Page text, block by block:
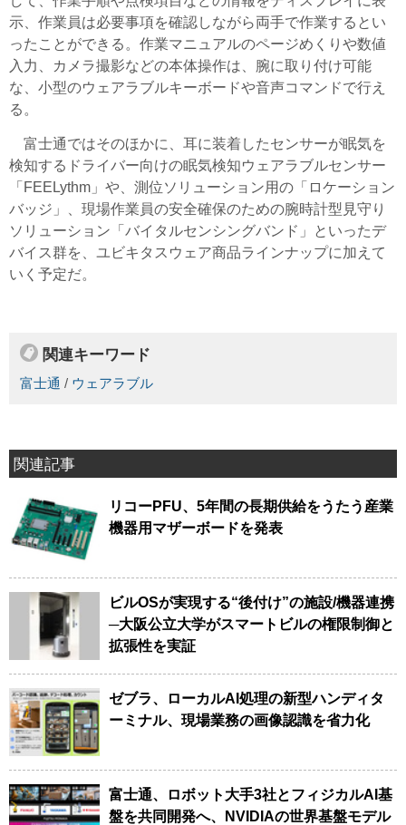
示、作業員は必要事項を確認しながら両手で作業するとい
ったことができる。作業マニュアルのページめくりや数値
入力、カメラ撮影などの本体操作は、腕に取り付け可能
な、小型のウェアラブルキーボードや音声コマンドで行え
る。
富士通ではそのほかに、耳に装着したセンサーが眠気を
検知するドライバー向けの眠気検知ウェアラブルセンサー
「FEELythm」や、測位ソリューション用の「ロケーション
バッジ」、現場作業員の安全確保のための腕時計型見守り
ソリューション「バイタルセンシングバンド」といったデ
バイス群を、ユビキタスウェア商品ラインナップに加えて
いく予定だ。
関連キーワード
富士通 / ウェアラブル
関連記事
リコーPFU、5年間の長期供給をうたう産業
機器用マザーボードを発表
ビルOSが実現する“後付け”の施設/機器連携
─大阪公立大学がスマートビルの権限制御と
拡張性を実証
ゼブラ、ローカルAI処理の新型ハンディタ
ーミナル、現場業務の画像認識を省力化
富士通、ロボット大手3社とフィジカルAI基
盤を共同開発へ、NVIDIAの世界基盤モデル